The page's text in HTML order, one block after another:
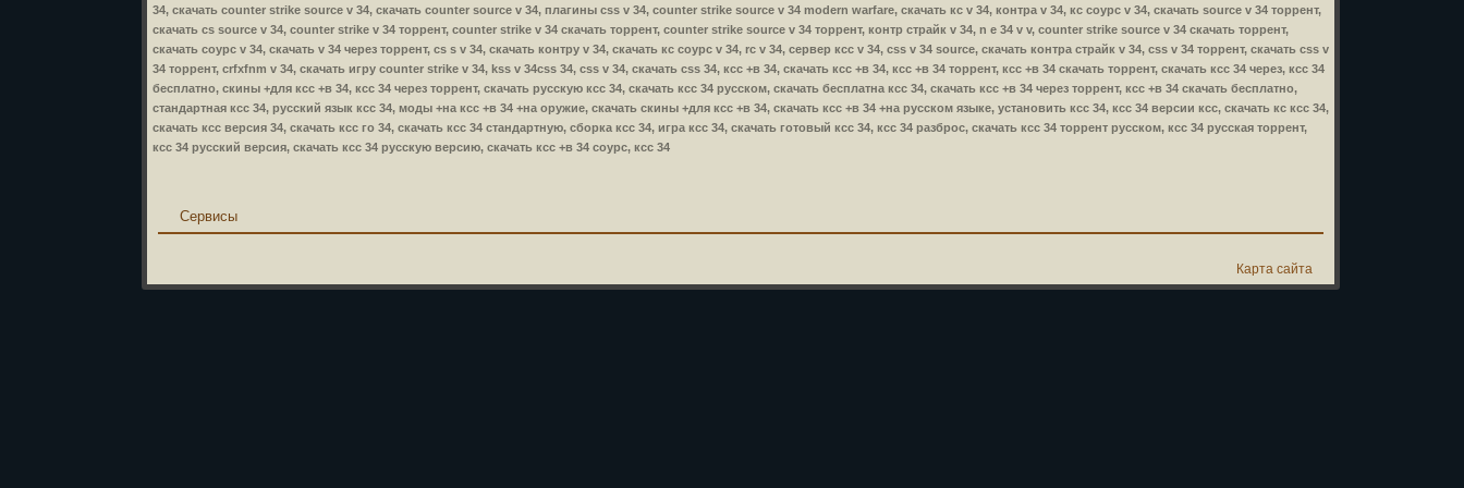
34, скачать counter strike source v 34, скачать counter source v 34, плагины css v 34, counter strike source v 34 modern warfare, скачать кс v 34, контра v 34, кс соурс v 34, скачать source v 34 торрент,
скачать cs source v 34, counter strike v 34 торрент, counter strike v 34 скачать торрент, counter strike source v 34 торрент, контр страйк v 34, n e 34 v v, counter strike source v 34 скачать торрент,
скачать соурс v 34, скачать v 34 через торрент, cs s v 34, скачать контру v 34, скачать кс соурс v 34, rc v 34, сервер ксс v 34, css v 34 source, скачать контра страйк v 34, css v 34 торрент, скачать css v
34 торрент, crfxfnm v 34, скачать игру counter strike v 34, kss v 34css 34, css v 34, скачать css 34, ксс +в 34, скачать ксс +в 34, ксс +в 34 торрент, ксс +в 34 скачать торрент, скачать ксс 34 через, ксс 34
бесплатно, скины +для ксс +в 34, ксс 34 через торрент, скачать русскую ксс 34, скачать ксс 34 русском, скачать бесплатна ксс 34, скачать ксс +в 34 через торрент, ксс +в 34 скачать бесплатно,
стандартная ксс 34, русский язык ксс 34, моды +на ксс +в 34 +на оружие, скачать скины +для ксс +в 34, скачать ксс +в 34 +на русском языке, установить ксс 34, ксс 34 версии ксс, скачать кс ксс 34,
скачать ксс версия 34, скачать ксс го 34, скачать ксс 34 стандартную, сборка ксс 34, игра ксс 34, скачать готовый ксс 34, ксс 34 разброс, скачать ксс 34 торрент русском, ксс 34 русская торрент,
ксс 34 русский версия, скачать ксс 34 русскую версию, скачать ксс +в 34 соурс, ксс 34
Сервисы
Карта сайта